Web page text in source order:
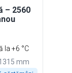
– 2560
la +6 °C
mm